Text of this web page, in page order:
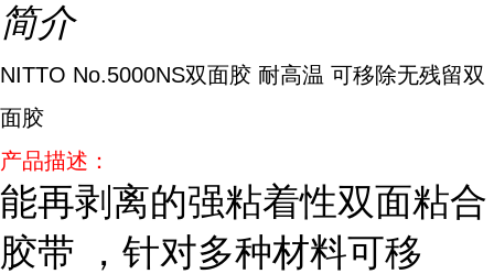
简介
NITTO No.5000NS双面胶 耐高温 可移除无残留双
面胶
产品描述：
能再剥离的强粘着性双面粘合
胶带 ，针对多种材料可移